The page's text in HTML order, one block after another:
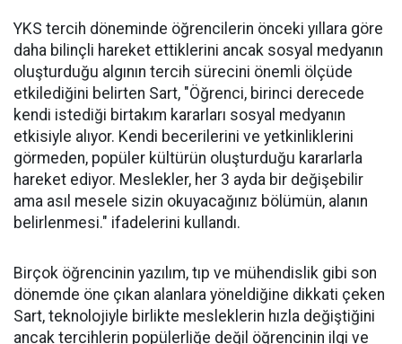
YKS tercih döneminde öğrencilerin önceki yıllara göre
daha bilinçli hareket ettiklerini ancak sosyal medyanın
oluşturduğu algının tercih sürecini önemli ölçüde
etkilediğini belirten Sart, "Öğrenci, birinci derecede
kendi istediği birtakım kararları sosyal medyanın
etkisiyle alıyor. Kendi becerilerini ve yetkinliklerini
görmeden, popüler kültürün oluşturduğu kararlarla
hareket ediyor. Meslekler, her 3 ayda bir değişebilir
ama asıl mesele sizin okuyacağınız bölümün, alanın
belirlenmesi." ifadelerini kullandı.
Birçok öğrencinin yazılım, tıp ve mühendislik gibi son
dönemde öne çıkan alanlara yöneldiğine dikkati çeken
Sart, teknolojiyle birlikte mesleklerin hızla değiştiğini
ancak tercihlerin popülerliğe değil öğrencinin ilgi ve